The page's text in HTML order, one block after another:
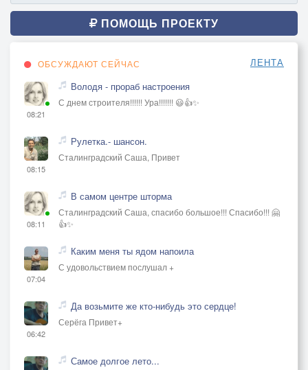
ПОМОЩЬ ПРОЕКТУ
ОБСУЖДАЮТ СЕЙЧАС ЛЕНТА
08:21
Володя - прораб настроения
С днем строителя!!!!!! Ура!!!!!!! 😃👍✨
08:15
Рулетка.- шансон.
Сталинградский Саша, Привет
08:11
В самом центре шторма
Сталинградский Саша, спасибо большое!!! Спасибо!!! 🤗
👍✨
07:04
Каким меня ты ядом напоила
С удовольствием послушал +
06:42
Да возьмите же кто-нибудь это сердце!
Серёга Привет+
Самое долгое лето...